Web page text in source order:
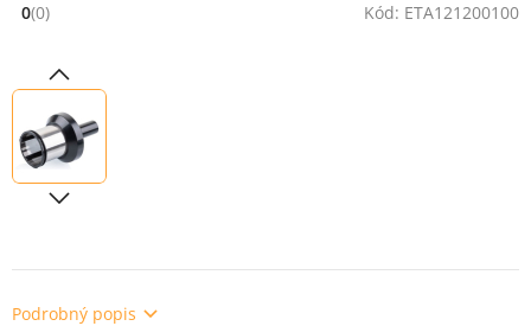
Hodnocení: 0 z 5 (0 recenzí)
0(0) Kód: ETA121200100
Podrobný popis